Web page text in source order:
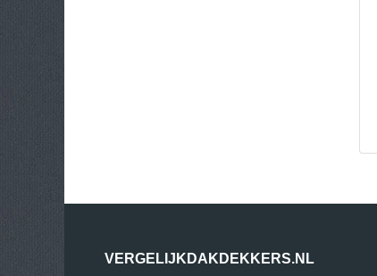
VERGELIJKDAKDEKKERS.NL